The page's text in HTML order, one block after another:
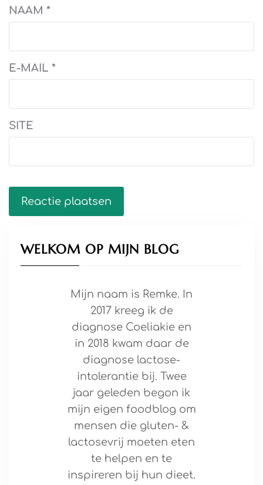
NAAM *
E-MAIL *
SITE
WELKOM OP MIJN BLOG
Mijn naam is Remke. In
2017 kreeg ik de
diagnose Coeliakie en
in 2018 kwam daar de
diagnose lactose-
intolerantie bij. Twee
jaar geleden begon ik
mijn eigen foodblog om
mensen die gluten- &
lactosevrij moeten eten
te helpen en te
inspireren bij hun dieet.